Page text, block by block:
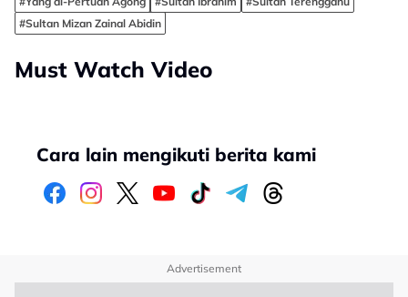
#Sultan Mizan Zainal Abidin
Must Watch Video
Cara lain mengikuti berita kami
Advertisement